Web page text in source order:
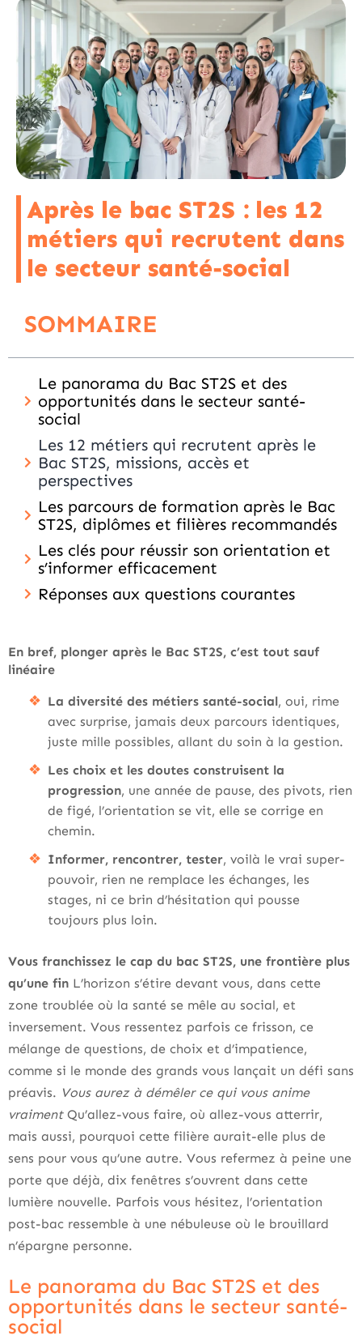
Après le bac ST2S : les 12
métiers qui recrutent dans
le secteur santé-social
SOMMAIRE
Le panorama du Bac ST2S et des
opportunités dans le secteur santé-
social
Les 12 métiers qui recrutent après le
Bac ST2S, missions, accès et
perspectives
Les parcours de formation après le Bac
ST2S, diplômes et filières recommandés
Les clés pour réussir son orientation et
s’informer efficacement
Réponses aux questions courantes
En bref, plonger après le Bac ST2S, c’est tout sauf
linéaire
La diversité des métiers santé-social, oui, rime
avec surprise, jamais deux parcours identiques,
juste mille possibles, allant du soin à la gestion.
Les choix et les doutes construisent la
progression, une année de pause, des pivots, rien
de figé, l’orientation se vit, elle se corrige en
chemin.
Informer, rencontrer, tester, voilà le vrai super-
pouvoir, rien ne remplace les échanges, les
stages, ni ce brin d’hésitation qui pousse
toujours plus loin.
Vous franchissez le cap du bac ST2S, une frontière plus
qu’une fin L’horizon s’étire devant vous, dans cette
zone troublée où la santé se mêle au social, et
inversement. Vous ressentez parfois ce frisson, ce
mélange de questions, de choix et d’impatience,
comme si le monde des grands vous lançait un défi sans
préavis. Vous aurez à démêler ce qui vous anime
vraimentQu’allez-vous faire, où allez-vous atterrir,
mais aussi, pourquoi cette filière aurait-elle plus de
sens pour vous qu’une autre. Vous refermez à peine une
porte que déjà, dix fenêtres s’ouvrent dans cette
lumière nouvelle. Parfois vous hésitez, l’orientation
post-bac ressemble à une nébuleuse où le brouillard
n’épargne personne.
Le panorama du Bac ST2S et des
opportunités dans le secteur santé-
social